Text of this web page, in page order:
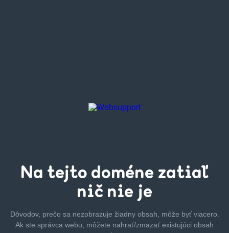
Na tejto doméne zatiaľ
nič nie je
Dôvodov, prečo sa nezobrazuje žiadny obsah, môže byťviacero.
Ak ste správca webu, môžete nahrať/zmazaťexistujúci obsah